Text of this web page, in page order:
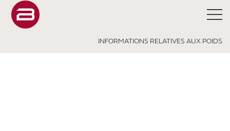
INFORMATIONS RELATIVES AUX POIDS